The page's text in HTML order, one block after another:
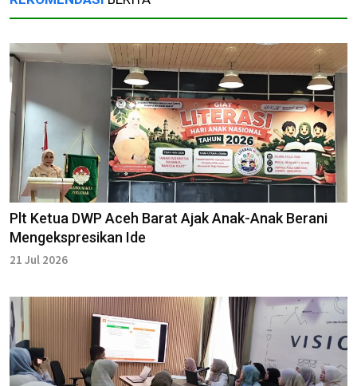
Plt Ketua DWP Aceh Barat Ajak Anak-Anak Berani
Mengekspresikan Ide
21 Jul 2026